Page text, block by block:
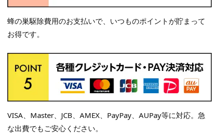
蜂の巣駆除費用のお支払いで、いつものポイントが貯まって
お得です。
VISA、Master、JCB、AMEX、PayPay、AUPay等に対応。急
な出費でもご安心ください。